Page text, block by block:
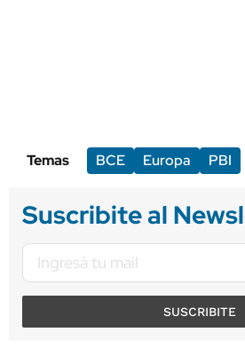
Temas BCE Europa PBI
Suscribite al
SUSCRIBITE